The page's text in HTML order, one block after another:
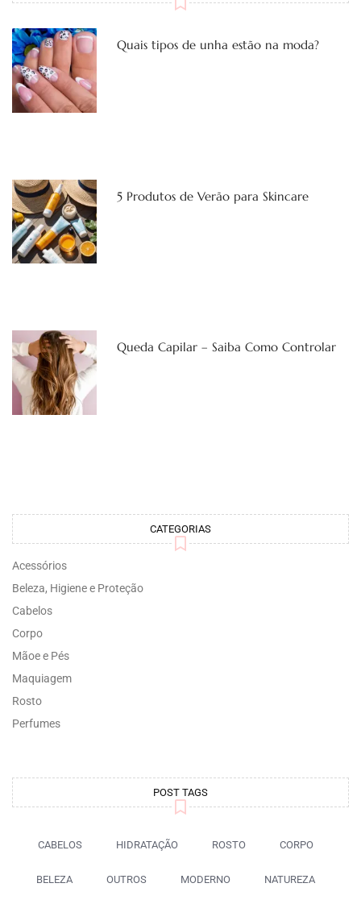
Quais tipos de unha estão na moda?
5 Produtos de Verão para Skincare
Queda Capilar – Saiba Como Controlar
CATEGORIAS
Acessórios
Beleza, Higiene e Proteção
Cabelos
Corpo
Mãoe e Pés
Maquiagem
Rosto
Perfumes
POST TAGS
CABELOS HIDRATAÇÃO ROSTO CORPO
BELEZA OUTROS MODERNO NATUREZA